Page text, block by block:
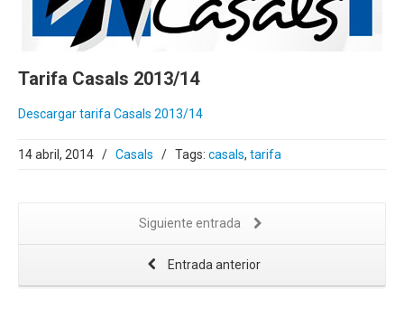
Tarifa Casals 2013/14
Descargar tarifa Casals 2013/14
14 abril, 2014 / Casals / Tags: casals, tarifa
Siguiente entrada
Entrada anterior